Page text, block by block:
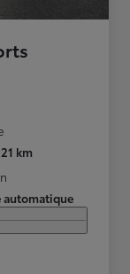
km
automatique